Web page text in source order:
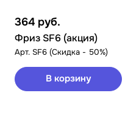
364 руб.
Фриз SF6 (акция)
Арт. SF6 (Скидка - 50%)
В корзину